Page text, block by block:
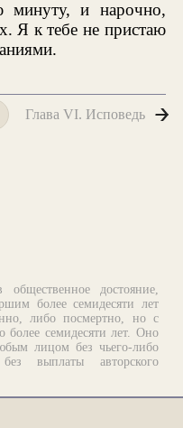
и нарочно,
Я к тебе не пристаю
Глава VI. Исповедь
достояние,
более семидесяти лет
либо посмертно, но с
семидесяти лет. Оно
лицом без чьего-либо
выплаты авторского